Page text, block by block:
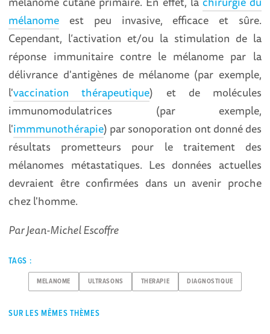
mélanome est peu invasive, efficace et sûre.
Cependant, l’activation et/ou la stimulation de la
réponse immunitaire contre le mélanome par la
délivrance d'antigènes de mélanome (par exemple,
l'vaccination thérapeutique) et de molécules
immunomodulatrices (par exemple,
l'immmunothérapie) par sonoporation ont donné des
résultats prometteurs pour le traitement des
mélanomes métastatiques. Les données actuelles
devraient être confirmées dans un avenir proche
chez l'homme.
Par Jean-Michel Escoffre
TAGS :
MELANOME ULTRASONS THERAPIE DIAGNOSTIQUE
SUR LES MÊMES THÈMES